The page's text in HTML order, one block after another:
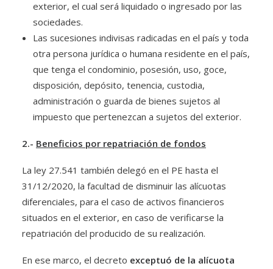
exterior, el cual será liquidado o ingresado por las
sociedades.
Las sucesiones indivisas radicadas en el país y toda
otra persona jurídica o humana residente en el país,
que tenga el condominio, posesión, uso, goce,
disposición, depósito, tenencia, custodia,
administración o guarda de bienes sujetos al
impuesto que pertenezcan a sujetos del exterior.
2.- Beneficios por repatriación de fondos
La ley 27.541 también delegó en el PE hasta el
31/12/2020, la facultad de disminuir las alícuotas
diferenciales, para el caso de activos financieros
situados en el exterior, en caso de verificarse la
repatriación del producido de su realización.
En ese marco, el decreto exceptuó de la alícuota